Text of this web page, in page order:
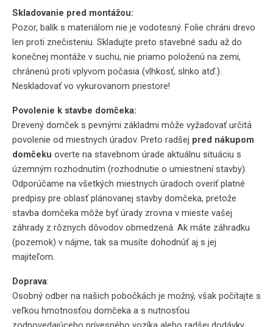
Skladovanie pred montážou:
Pozor, balík s materiálom nie je vodotesný. Folie chráni drevo
len proti znečisteniu. Skladujte preto stavebné sadu až do
konečnej montáže v suchu, nie priamo položenú na zemi,
chránenú proti vplyvom počasia (vlhkosť, slnko atď.).
Neskladovať vo vykurovanom priestore!
Povolenie k stavbe domčeka:
Drevený domček s pevnými základmi môže vyžadovať určitá
povolenie od miestnych úradov. Preto radšej pred nákupom
domčeku overte na stavebnom úrade aktuálnu situáciu s
územným rozhodnutím (rozhodnutie o umiestnení stavby).
Odporúčame na všetkých miestnych úradoch overiť platné
predpisy pre oblasť plánovanej stavby domčeka, pretože
stavba domčeka môže byť úrady zrovna v mieste vašej
záhrady z rôznych dôvodov obmedzená. Ak máte záhradku
(pozemok) v nájme, tak sa musíte dohodnúť aj s jej
majiteľom.
Doprava:
Osobný odber na našich pobočkách je možný, však počítajte s
veľkou hmotnosťou domčeka a s nutnosťou